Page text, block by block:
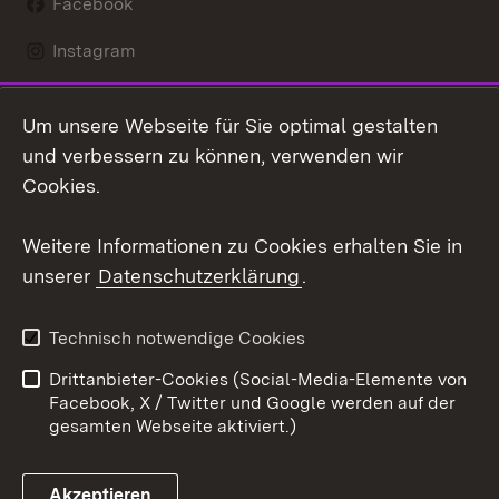
Instagram
Mastodon
Youtube
Kontakt
Datenschutz
Barrierefreiheit
Impressum Cookies
Um unsere Webseite für Sie optimal gestalten
und verbessern zu können, verwenden wir
Cookies.
Weitere Informationen zu Cookies erhalten Sie in
unserer Datenschutzerklärung.
Technisch notwendige Cookies
Drittanbieter-Cookies (Social-Media-Elemente von
Facebook, X / Twitter und Google werden auf der
gesamten Webseite aktiviert.)